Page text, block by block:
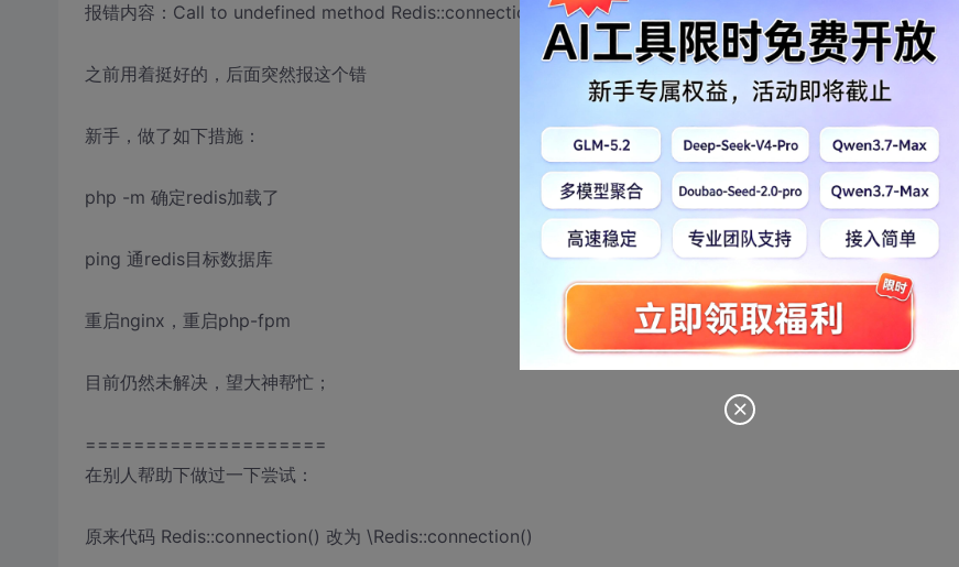
报错内容：Call to undefined method Redis::connection()
之前用着挺好的，后面突然报这个错
新手，做了如下措施：
php -m 确定redis加载了
ping 通redis目标数据库
重启nginx，重启php-fpm
目前仍然未解决，望大神帮忙；
====================
在别人帮助下做过一下尝试：
原来代码 Redis::connection() 改为 \Redis::connection()